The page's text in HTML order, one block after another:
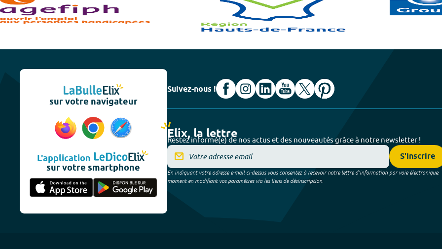
sur votre navigateur
L'application
sur votre smartphone
Suivez-nous !
Elix, la lettre
Restez informé(e) de nos actus et des nouveautés grâce à notre newsletter !
S'inscrire
En indiquant votre adresse e-mail ci-dessus vous consentez à recevoir notre lettre d’information par voie électronique.
moment en modifiant vos paramètres via les liens de désinscription.